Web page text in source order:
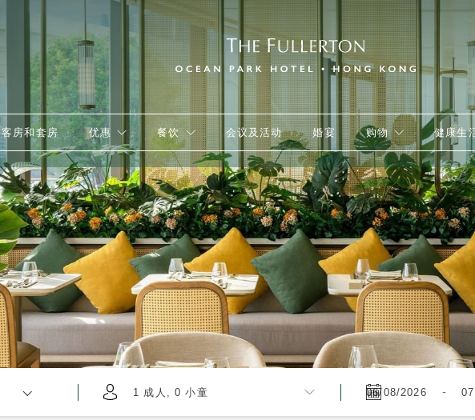
客房和套房 优惠 餐饮 会议及活动 婚宴 购物 健康生
1 成人, 0 小童 -